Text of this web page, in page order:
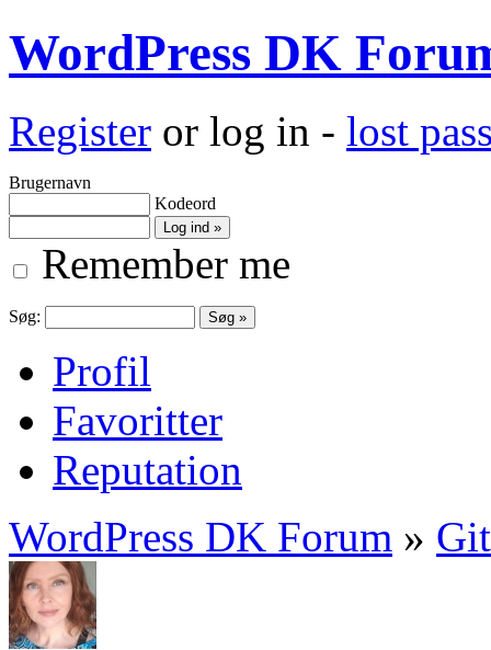
WordPress DK
Register or log in - lost
Brugernavn
Kodeord
Remember me
Søg:
Profil
Favoritter
Reputation
WordPress DK Forum »